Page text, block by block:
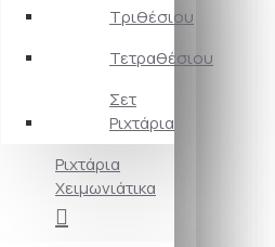
Τριθέσιου
Τετραθέσιου
Σετ
Ριχτάρια
Ριχτάρια
Χειμωνιάτικα